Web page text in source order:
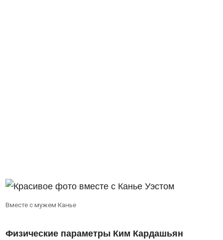
Вместе с мужем Канье
Физические параметры Ким Кардашьян